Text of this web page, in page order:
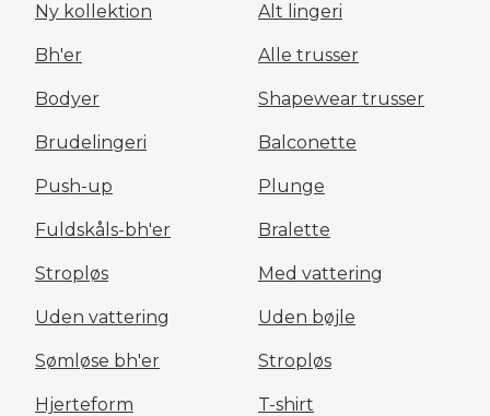
Ny kollektion Alt lingeri
Bh'er Alle trusser
Bodyer Shapewear trusser
Brudelingeri Balconette
Push-up Plunge
Fuldskåls-bh'er Bralette
Stropløs Med vattering
Uden vattering Uden bøjle
Sømløse bh'er Stropløs
Hjerteform T-shirt